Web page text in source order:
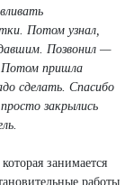
Потом узнал,
Позвонил —
Потом пришла
сделать. Спасибо
закрылись
занимается
работы